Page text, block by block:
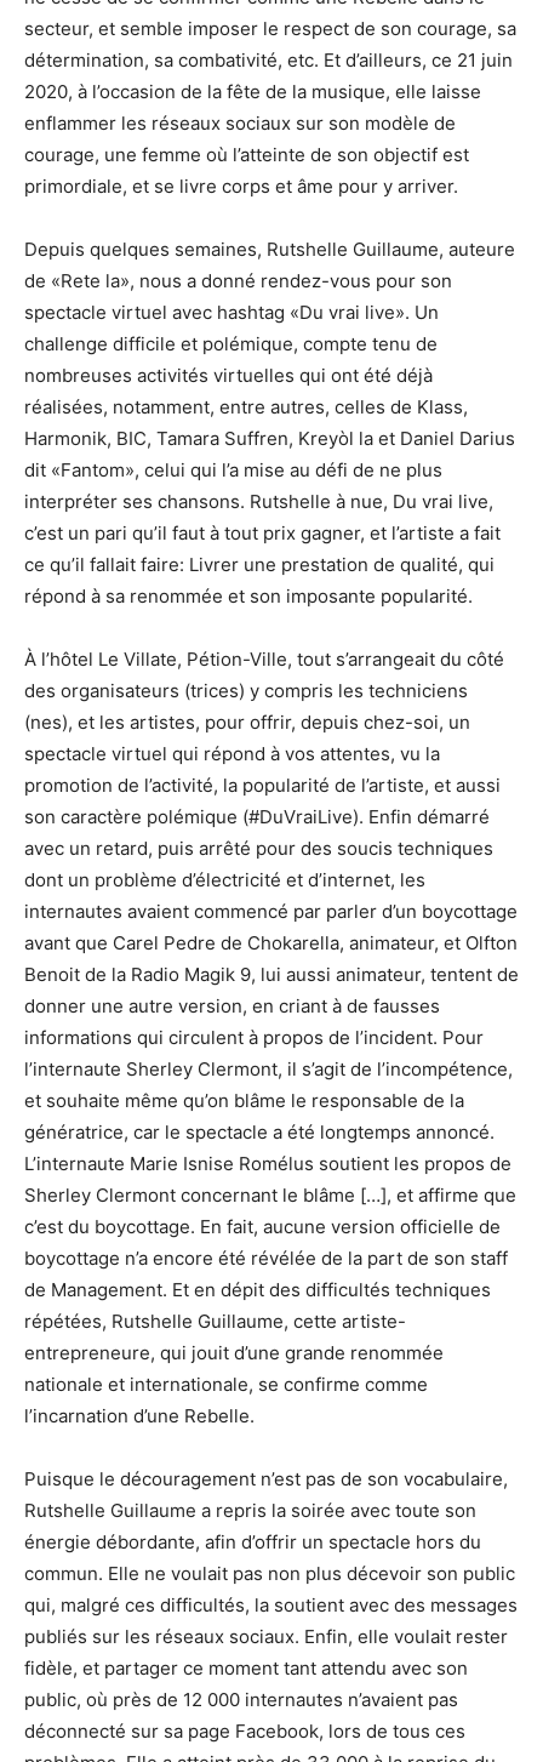
secteur, et semble imposer le respect de son courage, sa
détermination, sa combativité, etc. Et d’ailleurs, ce 21 juin
2020, à l’occasion de la fête de la musique, elle laisse
enflammer les réseaux sociaux sur son modèle de
courage, une femme où l’atteinte de son objectif est
primordiale, et se livre corps et âme pour y arriver.
Depuis quelques semaines, Rutshelle Guillaume, auteure
de «Rete la», nous a donné rendez-vous pour son
spectacle virtuel avec hashtag «Du vrai live». Un
challenge difficile et polémique, compte tenu de
nombreuses activités virtuelles qui ont été déjà
réalisées, notamment, entre autres, celles de Klass,
Harmonik, BIC, Tamara Suffren, Kreyòl la et Daniel Darius
dit «Fantom», celui qui l’a mise au défi de ne plus
interpréter ses chansons. Rutshelle à nue, Du vrai live,
c’est un pari qu’il faut à tout prix gagner, et l’artiste a fait
ce qu’il fallait faire: Livrer une prestation de qualité, qui
répond à sa renommée et son imposante popularité.
À l’hôtel Le Villate, Pétion-Ville, tout s’arrangeait du côté
des organisateurs (trices) y compris les techniciens
(nes), et les artistes, pour offrir, depuis chez-soi, un
spectacle virtuel qui répond à vos attentes, vu la
promotion de l’activité, la popularité de l’artiste, et aussi
son caractère polémique (#DuVraiLive). Enfin démarré
avec un retard, puis arrêté pour des soucis techniques
dont un problème d’électricité et d’internet, les
internautes avaient commencé par parler d’un boycottage
avant que Carel Pedre de Chokarella, animateur, et Olfton
Benoit de la Radio Magik 9, lui aussi animateur, tentent de
donner une autre version, en criant à de fausses
informations qui circulent à propos de l’incident. Pour
l’internaute Sherley Clermont, il s’agit de l’incompétence,
et souhaite même qu’on blâme le responsable de la
génératrice, car le spectacle a été longtemps annoncé.
L’internaute Marie Isnise Romélus soutient les propos de
Sherley Clermont concernant le blâme […], et affirme que
c’est du boycottage. En fait, aucune version officielle de
boycottage n’a encore été révélée de la part de son staff
de Management. Et en dépit des difficultés techniques
répétées, Rutshelle Guillaume, cette artiste-
entrepreneure, qui jouit d’une grande renommée
nationale et internationale, se confirme comme
l’incarnation d’une Rebelle.
Puisque le découragement n’est pas de son vocabulaire,
Rutshelle Guillaume a repris la soirée avec toute son
énergie débordante, afin d’offrir un spectacle hors du
commun. Elle ne voulait pas non plus décevoir son public
qui, malgré ces difficultés, la soutient avec des messages
publiés sur les réseaux sociaux. Enfin, elle voulait rester
fidèle, et partager ce moment tant attendu avec son
public, où près de 12 000 internautes n’avaient pas
déconnecté sur sa page Facebook, lors de tous ces